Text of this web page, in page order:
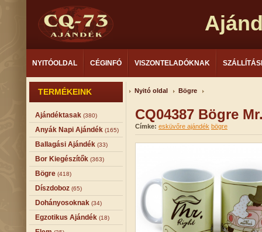
NYITÓOLDAL CÉGINFÓ VISZONTELADÓKNAK
TERMÉKEINK
Ajándéktasak (380)
Anyák Napi Ajándék (165)
Ballagási Ajándék (33)
Bor Kiegészítők (363)
Bögre (418)
Díszdoboz (65)
Dohányosoknak (34)
Egzotikus Ajándék (18)
Nyitó oldal Bögre
CQ04387 Bögre
Címke: esküvőre ajándék bögre